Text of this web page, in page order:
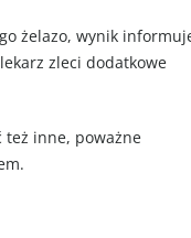
żelazo, wynik
zleci dodatkowe
też inne, poważne